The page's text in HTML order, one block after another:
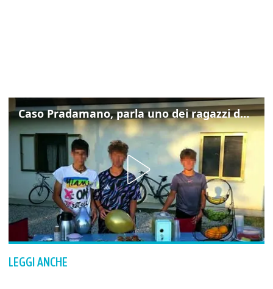
Caso Pradamano, parla uno dei ragazzi denunciati per la limonata: "Volevo anche aiutare i miei"
LEGGI ANCHE